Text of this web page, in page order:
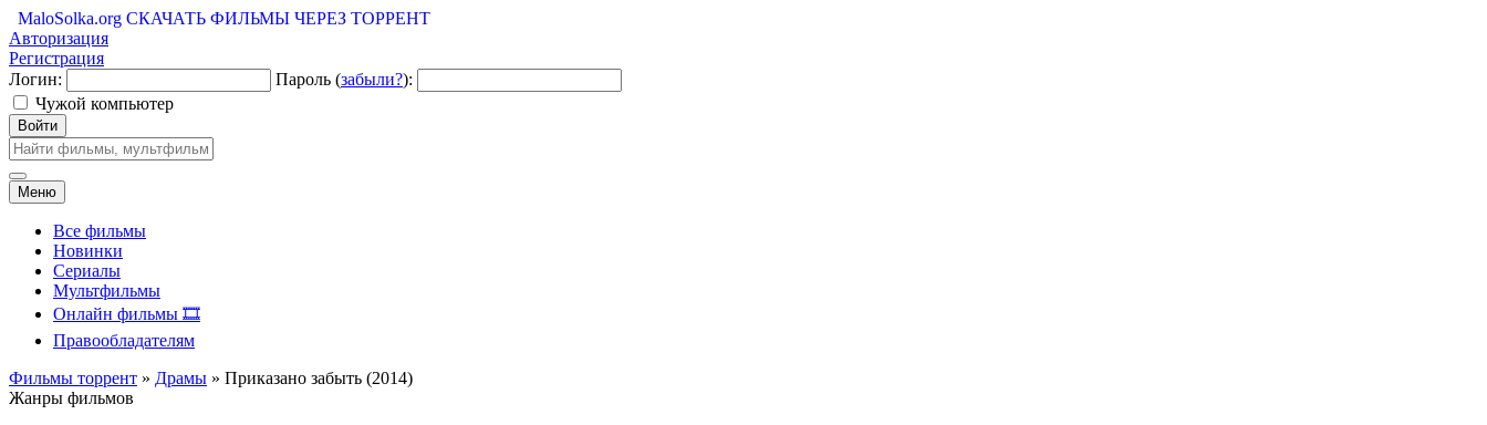
MaloSolka.org СКАЧАТЬ ФИЛЬМЫ ЧЕРЕЗ ТОРРЕНТ
Авторизация
Регистрация
Логин:
Пароль (забыли?):
Чужой компьютер
Войти
Меню
Все фильмы
Новинки
Сериалы
Мультфильмы
Онлайн фильмы 🎞️
Правообладателям
Фильмы торрент » Драмы » Приказано забыть (2014)
Жанры фильмов